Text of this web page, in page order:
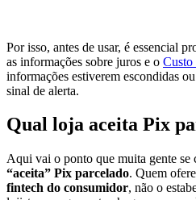
Por isso, antes de usar, é essencial
as informações sobre juros e o
informações estiverem escondidas
sinal de alerta.
Qual loja aceita Pix
Aqui vai o ponto que muita gente se
“aceita” Pix parcelado. Quem
fintech do consumidor, não o